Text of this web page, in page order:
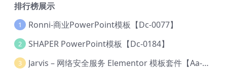
排行榜展示
1 Ronni-商业PowerPoint模板【Dc-0077】
2 SHAPER PowerPoint模板【Dc-0184】
3 Jarvis – 网络安全服务 Elementor 模板套件【Aa-0035】